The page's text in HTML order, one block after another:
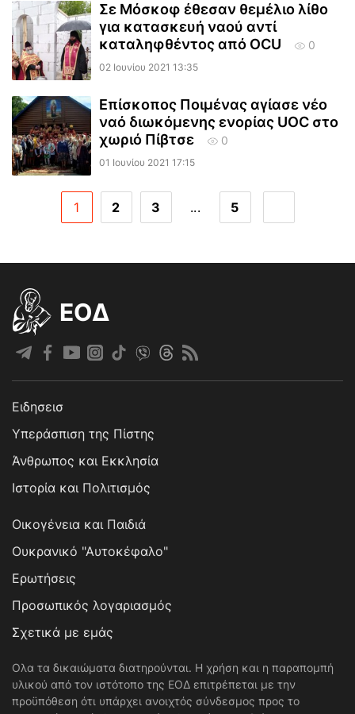
Σε Μόσκοφ έθεσαν θεμέλιο λίθο
για κατασκευή ναού αντί
καταληφθέντος από OCU
0
02 Ιουνίου 2021 13:35
Επίσκοπος Ποιμένας αγίασε νέο
ναό διωκόμενης ενορίας UOC στο
χωριό Πίβτσε
0
01 Ιουνίου 2021 17:15
1 2 3 ... 5
EOΔ
Ειδησεισ
Υπεράσπιση της Πίστης
Άνθρωπος και Εκκλησία
Ιστορία και Πολιτισμός
Οικογένεια και Παιδιά
Ουκρανικό "Αυτοκέφαλο"
Ερωτήσεις
Προσωπικός λογαριασμός
Σχετικά με εμάς
Ολα τα δικαιώματα διατηρούνται. Η χρήση και η παραπομπή
υλικού από τον ιστότοπο της ΕΟΔ επιτρέπεται με την
προϋπόθεση ότι υπάρχει ανοιχτός σύνδεσμος προς το